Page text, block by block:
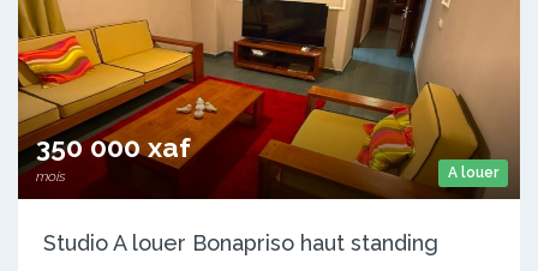
A louer
350 000 xaf
mois
Studio A louer Bonapriso haut standing